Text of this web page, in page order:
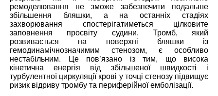
ремоделювання не зможе забезпечити подальше
збільшення бляшки, а на останніх стадіях
захворювання спостерігатиметься цілковите
заповнення просвіту судини. Тромб, який
розвивається на поверхні бляшки із
гемодинамічнозначимим стенозом, є особливо
нестабільним. Це пов’язано із тим, що висока
кінетична енергія від збільшеної швидкості і
турбулентної циркуляції крові у точці стенозу підвищує
ризик відриву тромбу та периферійної емболізації.